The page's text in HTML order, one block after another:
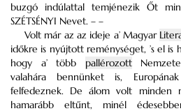
buzgó indúlattal temjénezik Őt
SZÉTSÉNYI Nevet. – –
Volt már az az ideje a’ Magyar
időkre is nyújtott reménységet, ’s el
hogy a’ több pallérozott
valahára bennünket is,
felfedeznek. De álom volt minden
hamarább eltűnt, minél